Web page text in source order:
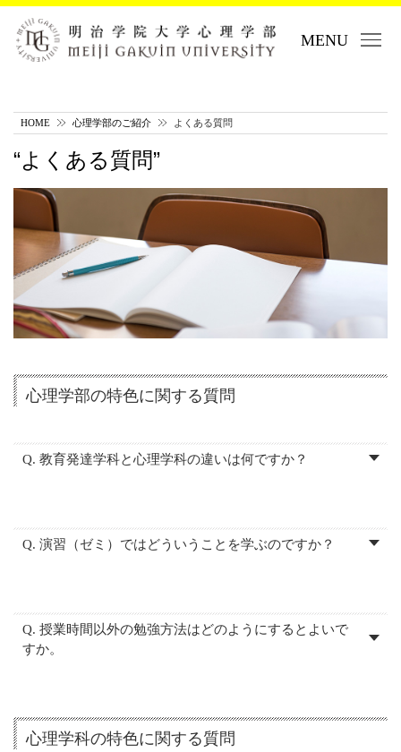
MENU
HOME 心理学部のご紹介 よくある質問
よくある質問
心理学部の特色に関する質問
Q. 教育発達学科と心理学科の違いは何ですか？
Q. 演習（ゼミ）ではどういうことを学ぶのですか？
Q. 授業時間以外の勉強方法はどのようにするとよいで
すか。
心理学科の特色に関する質問